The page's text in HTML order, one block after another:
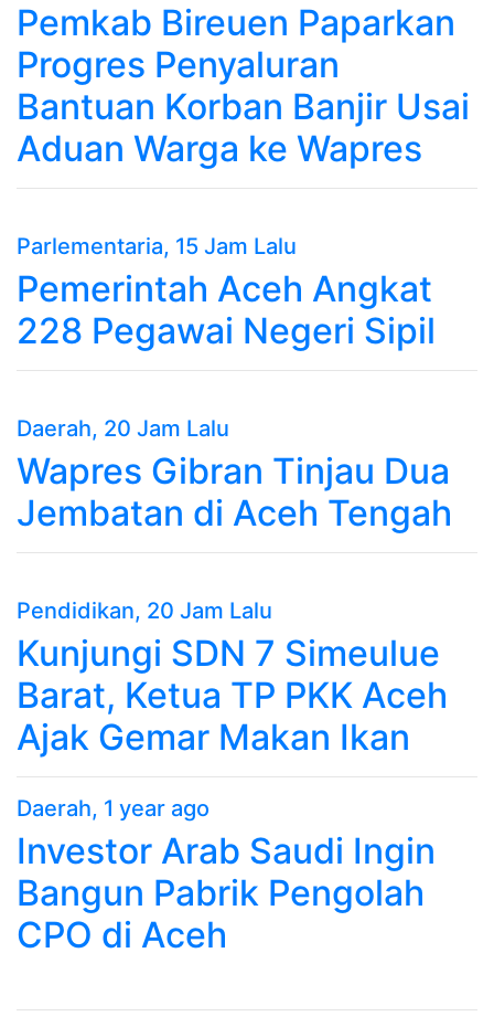
Pemkab Bireuen Paparkan
Progres Penyaluran
Bantuan Korban Banjir Usai
Aduan Warga ke Wapres
Parlementaria, 15 Jam Lalu
Pemerintah Aceh Angkat
228 Pegawai Negeri Sipil
Daerah, 20 Jam Lalu
Wapres Gibran Tinjau Dua
Jembatan di Aceh Tengah
Pendidikan, 20 Jam Lalu
Kunjungi SDN 7 Simeulue
Barat, Ketua TP PKK Aceh
Ajak Gemar Makan Ikan
Daerah, 1 year ago
Investor Arab Saudi Ingin
Bangun Pabrik Pengolah
CPO di Aceh